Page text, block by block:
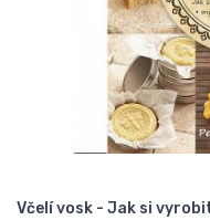
Včelí vosk - Jak si